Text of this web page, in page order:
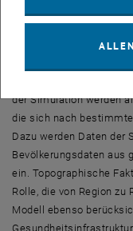
Krankenhäusern, in
der Simulation werden
die sich nach
Dazu werden Daten der
Bevölkerungsdaten aus
ein. Topographische
Rolle, die von Region
Modell ebenso